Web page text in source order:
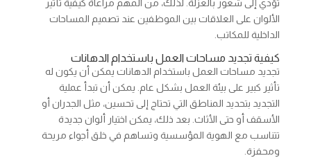
تؤدي إلى شعور بالعزلة. لذلك، من المهم مراعاة كيفية تأثير
الألوان على العلاقات بين الموظفين عند تصميم المساحات
الداخلية للمكاتب.
كيفية تجديد مساحات العمل باستخدام الدهانات
تجديد مساحات العمل باستخدام الدهانات يمكن أن يكون له
تأثير كبير على بيئة العمل بشكل عام. يمكن أن تبدأ عملية
التجديد بتحديد المناطق التي تحتاج إلى تحسين، مثل الجدران أو
الأسقف أو حتى الأثاث. بعد ذلك، يمكن اختيار ألوان جديدة
تتناسب مع الهوية المؤسسية وتساهم في خلق أجواء مريحة
ومحفزة.